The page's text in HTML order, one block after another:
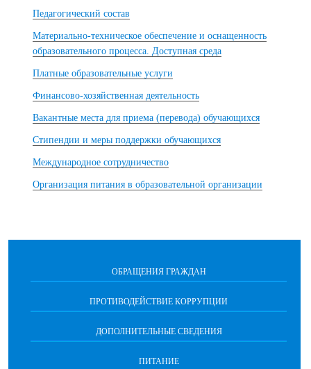
Педагогический состав
Материально-техническое обеспечение и оснащенность
образовательного процесса. Доступная среда
Платные образовательные услуги
Финансово-хозяйственная деятельность
Вакантные места для приема (перевода) обучающихся
Стипендии и меры поддержки обучающихся
Международное сотрудничество
Организация питания в образовательной организации
ОБРАЩЕНИЯ ГРАЖДАН
ПРОТИВОДЕЙСТВИЕ КОРРУПЦИИ
ДОПОЛНИТЕЛЬНЫЕ СВЕДЕНИЯ
ПИТАНИЕ